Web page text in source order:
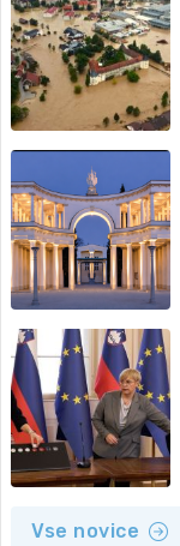
Vse novice